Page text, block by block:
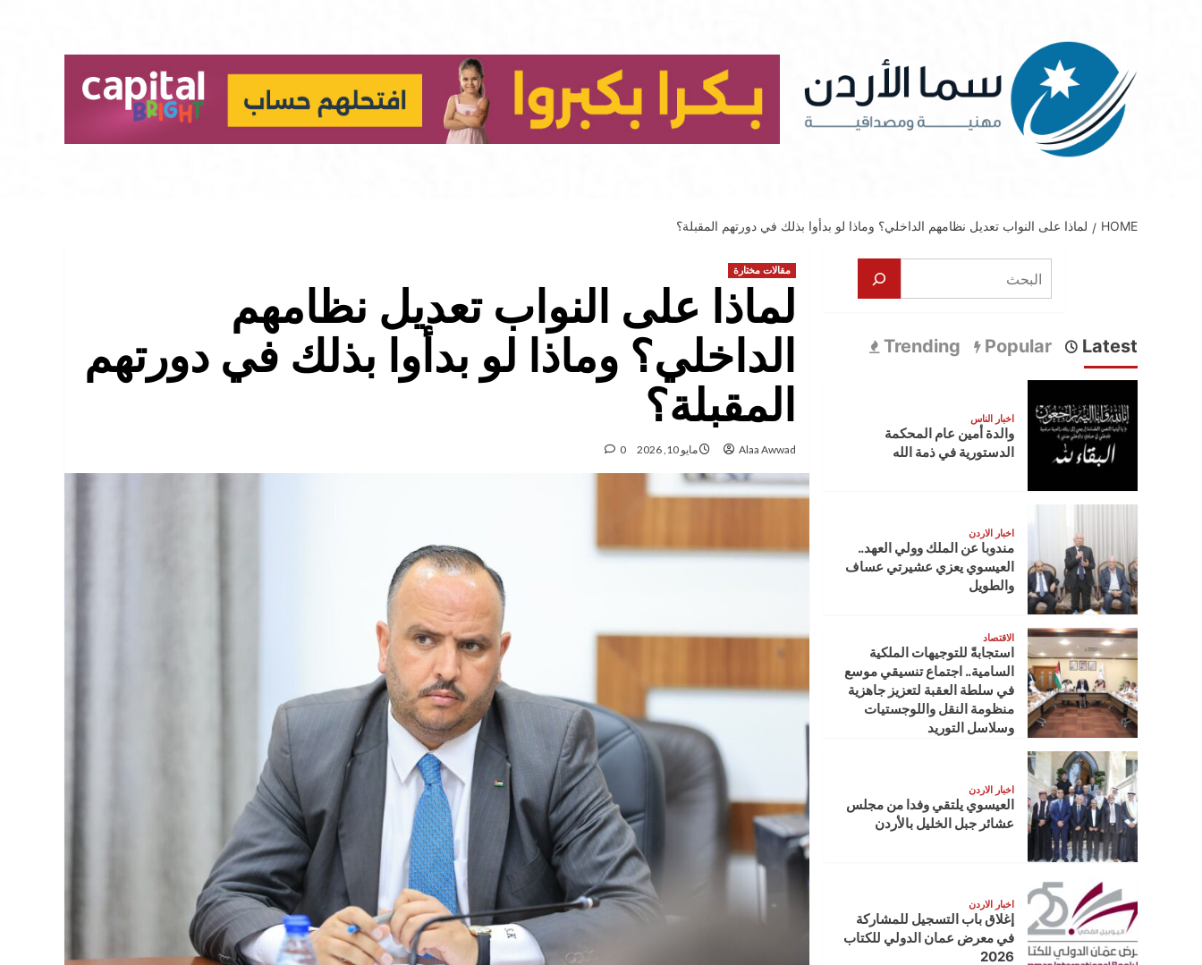
HOME لماذا على النواب تعديل نظامهم الداخلي؟ وماذا لو بدأوا بذلك في دورتهم المقبلة؟
مقالات مختارة
لماذا على النواب تعديل نظامهم
الداخلي؟ وماذا لو بدأوا بذلك في دورتهم
المقبلة؟
Alaa Awwad مايو 10, 2026 0
البحث
Latest
Popular
Trending
اخبار الناس
والدة أمين عام المحكمة
الدستورية في ذمة الله
اخبار الاردن
مندوبا عن الملك وولي العهد..
العيسوي يعزي عشيرتي عساف
والطويل
الاقتصاد
استجابةً للتوجيهات الملكية
السامية.. اجتماع تنسيقي موسع
في سلطة العقبة لتعزيز جاهزية
منظومة النقل واللوجستيات
وسلاسل التوريد
اخبار الاردن
العيسوي يلتقي وفدا من مجلس
عشائر جبل الخليل بالأردن
اخبار الاردن
إغلاق باب التسجيل للمشاركة
في معرض عمان الدولي للكتاب
2026